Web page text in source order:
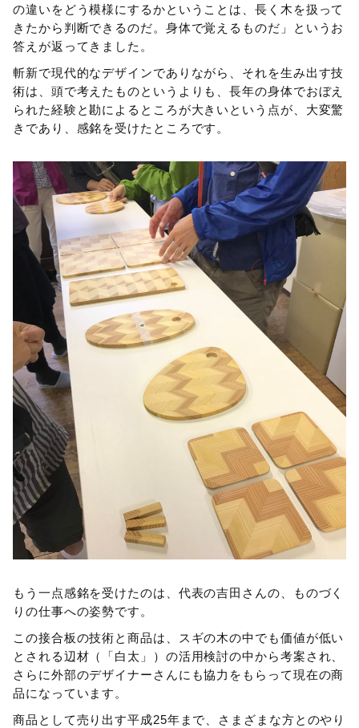
の違いをどう模様にするかということは、長く木を扱って
きたから判断できるのだ。身体で覚えるものだ」というお
答えが返ってきました。
斬新で現代的なデザインでありながら、それを生み出す技
術は、頭で考えたものというよりも、長年の身体でおぼえ
られた経験と勘によるところが大きいという点が、大変驚
きであり、感銘を受けたところです。
もう一点感銘を受けたのは、代表の吉田さんの、ものづく
りの仕事への姿勢です。
この接合板の技術と商品は、スギの木の中でも価値が低い
とされる辺材（「白太」）の活用検討の中から考案され、
さらに外部のデザイナーさんにも協力をもらって現在の商
品になっています。
商品として売り出す平成25年まで、さまざまな方とのやり